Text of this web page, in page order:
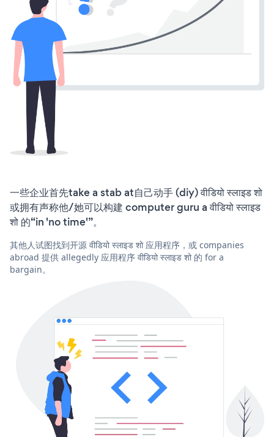
一些企业首先take a stab at自己动手 (diy) वीडियो स्लाइड शो
或拥有声称他/她可以构建 computer guru a वीडियो स्लाइड
शो 的“in 'no time'”。
其他人试图找到开源 वीडियो स्लाइड शो 应用程序，或 companies
abroad 提供 allegedly 应用程序 वीडियो स्लाइड शो 的 for a
bargain。